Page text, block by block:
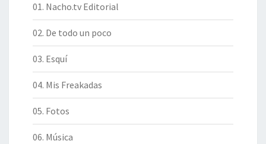
01. Nacho.tv Editorial
02. De todo un poco
03. Esquí
04. Mis Freakadas
05. Fotos
06. Música